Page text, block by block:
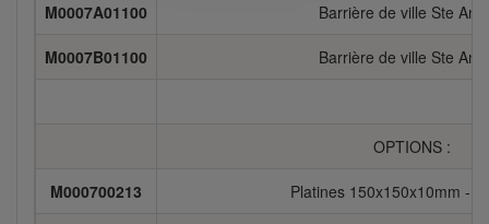
M0007A01100 Barrière de ville Ste
M0007B01100 Barrière de ville Ste
OPTIONS :
M000700213 Platines 150x150x10mm -